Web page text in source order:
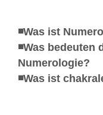
◾️Was ist
◾️Was
Numerologie?
◾️Was ist